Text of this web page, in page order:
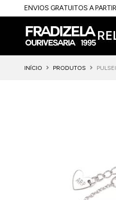
ENVIOS GRATUITOS A
INÍCIO PRODUTOS